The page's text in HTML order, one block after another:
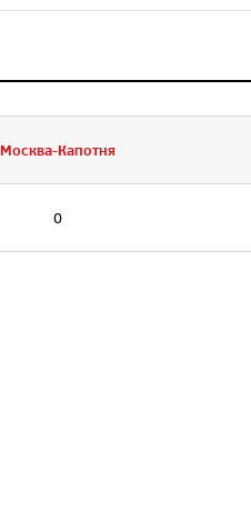
Москва-Капотня
0